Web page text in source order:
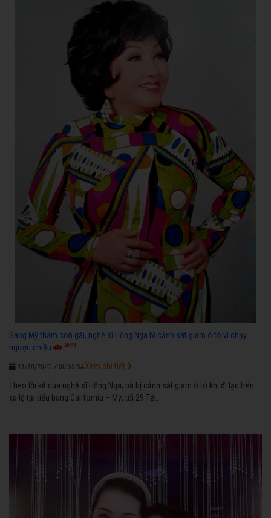
Sang Mỹ thăm con gái, nghệ sĩ Hồng Nga bị cảnh sát giam ô tô vì chạy
ngược chiều
3864
11/10/2021 7:00:52 SA
Theo lời kể của nghệ sĩ Hồng Nga, bà bị cảnh sát giam ô tô khi đi lạc trên
xa lộ tại tiểu bang California – Mỹ, tối 29 Tết.
Xem chi tiết